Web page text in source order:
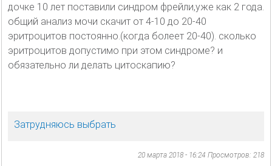
дочке 10 лет поставили синдром фрейли,уже как 2 года.
общий анализ мочи скачит от 4-10 до 20-40
эритроцитов постоянно.(когда болеет 20-40). сколько
эритроцитов допустимо при этом синдроме? и
обязательно ли делать цитоскапию?
Затрудняюсь выбрать
20 марта 2018 - 16:24 Просмотров: 218